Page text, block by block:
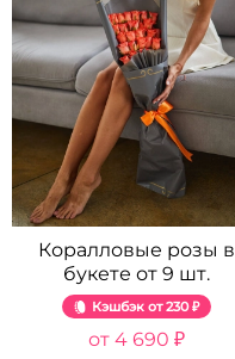
Коралловые розы в
букете от 9 шт.
Кэшбэк 230 ₽
4 690 ₽